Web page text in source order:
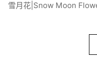
雪月花|Snow Moon